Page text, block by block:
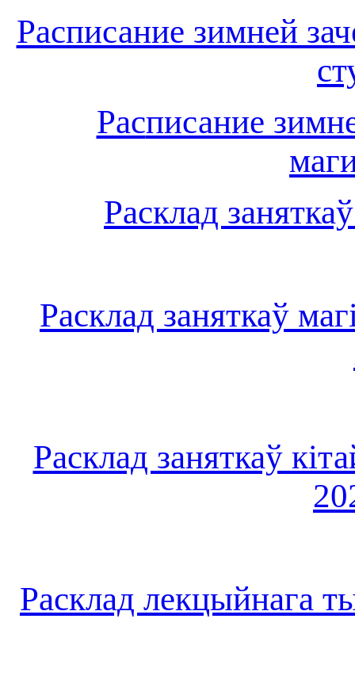
Расписание зимней
Расписание
Расклад
Расклад заняткаў
Расклад заняткаў
Расклад лекцыйнага